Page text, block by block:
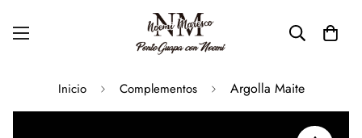
Inicio Complementos Argolla Maite